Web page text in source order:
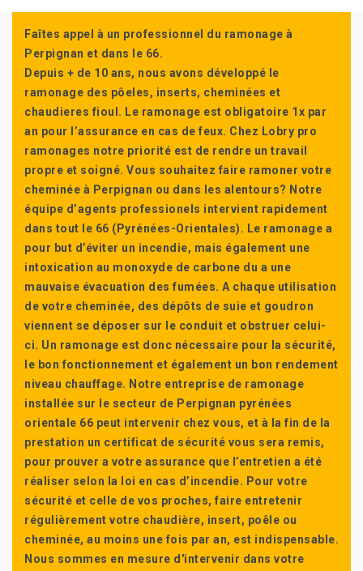
Faîtes appel à un professionnel du ramonage à
Perpignan et dans le 66.
Depuis + de 10 ans, nous avons développé le
ramonage des pôeles, inserts, cheminées et
chaudieres fioul. Le ramonage est obligatoire 1x par
an pour l’assurance en cas de feux. Chez Lobry pro
ramonages notre priorité est de rendre un travail
propre et soigné. Vous souhaitez faire ramoner votre
cheminée à Perpignan ou dans les alentours? Notre
équipe d’agents professionels intervient rapidement
dans tout le 66 (Pyrénées-Orientales). Le ramonage a
pour but d’éviter un incendie, mais également une
intoxication au monoxyde de carbone du a une
mauvaise évacuation des fumées. A chaque utilisation
de votre cheminée, des dépôts de suie et goudron
viennent se déposer sur le conduit et obstruer celui-
ci. Un ramonage est donc nécessaire pour la sécurité,
le bon fonctionnement et également un bon rendement
niveau chauffage. Notre entreprise de ramonage
installée sur le secteur de Perpignan pyrénées
orientale 66 peut intervenir chez vous, et à la fin de la
prestation un certificat de sécurité vous sera remis,
pour prouver a votre assurance que l’entretien a été
réaliser selon la loi en cas d’incendie. Pour votre
sécurité et celle de vos proches, faire entretenir
régulièrement votre chaudière, insert, poêle ou
cheminée, au moins une fois par an, est indispensable.
Nous sommes en mesure d'intervenir dans votre